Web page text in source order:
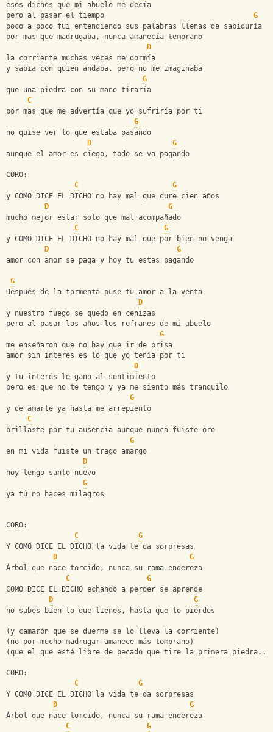
esos dichos que mi abuelo me decía
pero al pasar el tiempo G
poco a poco fui entendiendo sus palabras llenas de sabiduría
por mas que madrugaba, nunca amanecía temprano
D
la corriente muchas veces me dormía
y sabia con quien andaba, pero no me imaginaba
G
que una piedra con su mano tiraría
C
por mas que me advertía que yo sufriría por ti
G
no quise ver lo que estaba pasando
D
G
aunque el amor es ciego, todo se va pagando
CORO:
C
G
y COMO DICE EL DICHO no hay mal que dure cien años
D
G
mucho mejor estar solo que mal acompañado
C
G
y COMO DICE EL DICHO no hay mal que por bien no venga
D
G
amor con amor se paga y hoy tu estas pagando
G
Después de la tormenta puse tu amor a la venta
D
y nuestro fuego se quedo en cenizas
pero al pasar los años los refranes de mi abuelo
G
me enseñaron que no hay que ir de prisa
amor sin interés es lo que yo tenía por ti
D
y tu interés le gano al sentimiento
pero es que no te tengo y ya me siento más tranquilo
G
y de amarte ya hasta me arrepiento
C
brillaste por tu ausencia aunque nunca fuiste oro
G
en mi vida fuiste un trago amargo
D
hoy tengo santo nuevo
G
ya tú no haces milagros
CORO:
C
G
Y COMO DICE EL DICHO la vida te da sorpresas
D
G
Árbol que nace torcido, nunca su rama endereza
C
G
COMO DICE EL DICHO echando a perder se aprende
D
G
no sabes bien lo que tienes, hasta que lo pierdes
(y camarón que se duerme se lo lleva la corriente)
(no por mucho madrugar amanece más temprano)
(que el que esté libre de pecado que tire la primera
CORO:
C
G
Y COMO DICE EL DICHO la vida te da sorpresas
D
G
Árbol que nace torcido, nunca su rama endereza
C
G